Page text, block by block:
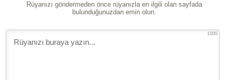
Rüyanızı göndermeden önce rüyanızla en ilgili olan sayfada
bulunduğunuzdan emin olun.
1000